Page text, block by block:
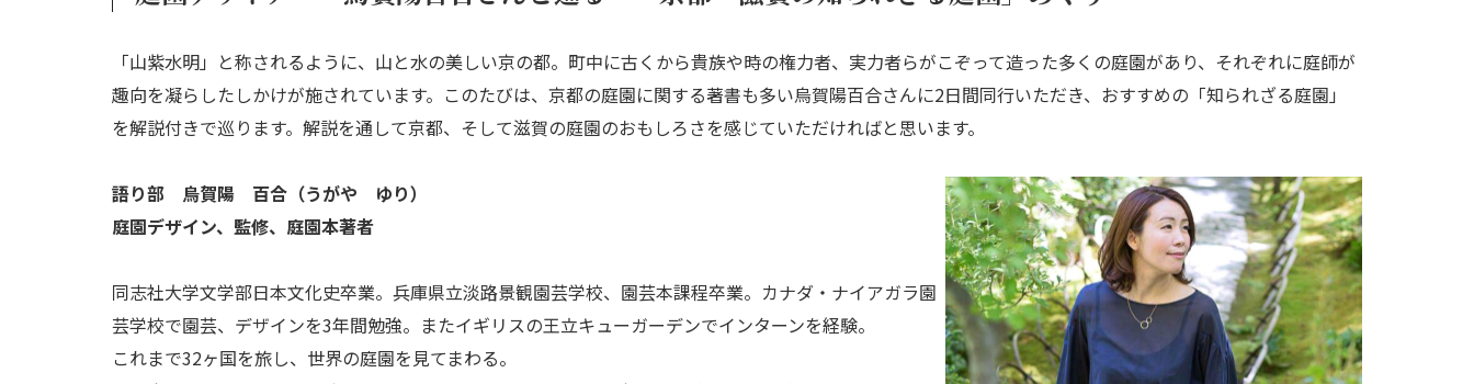
「山紫水明」と称されるように、山と水の美しい京の都。町中に古くから貴族や時の権力者、実力者らがこぞって造った多くの庭園があり、それぞれに庭師が
趣向を凝らしたしかけが施されています。このたびは、京都の庭園に関する著書も多い烏賀陽百合さんに2日間同行いただき、おすすめの「知られざる庭園」
を解説付きで巡ります。解説を通して京都、そして滋賀の庭園のおもしろさを感じていただければと思います。
語り部 烏賀陽 百合（うがや ゆり）
庭園デザイン、監修、庭園本著者
同志社大学文学部日本文化史卒業。兵庫県立淡路景観園芸学校、園芸本課程卒業。カナダ・ナイアガラ園
芸学校で園芸、デザインを3年間勉強。またイギリスの王立キューガーデンでインターンを経験。
これまで32ヶ国を旅し、世界の庭園を見てまわる。